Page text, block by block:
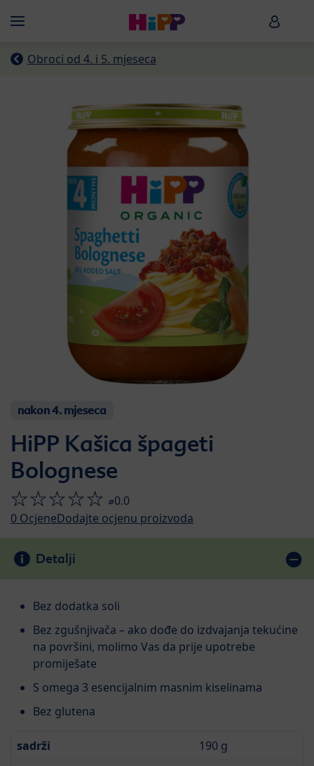
Menü HiPP
Obroci od 4. i 5. mjeseca
nakon 4. mjeseca
HiPP Kašica špageti
Bolognese
⌀0.0
0 OcjeneDodajte ocjenu proizvoda
Detalji
Bez dodatka soli
Bez zgušnjivača – ako dođe do izdvajanja tekućine
na površini, molimo Vas da prije upotrebe
promiješate
S omega 3 esencijalnim masnim kiselinama
Bez glutena
sadrži
190 g